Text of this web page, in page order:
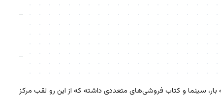
سینما و کتاب فروشی‌های متعددی داشته که از این رو لقب مرکز